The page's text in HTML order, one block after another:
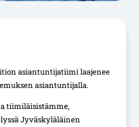
asiantuntijatiimi laajenee
asiantuntijalla.
tiimiläisistämme,
Jyväskyläläinen